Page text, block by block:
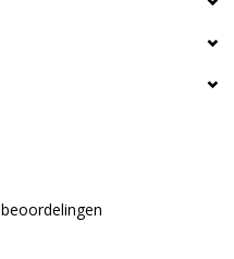
beoordelingen